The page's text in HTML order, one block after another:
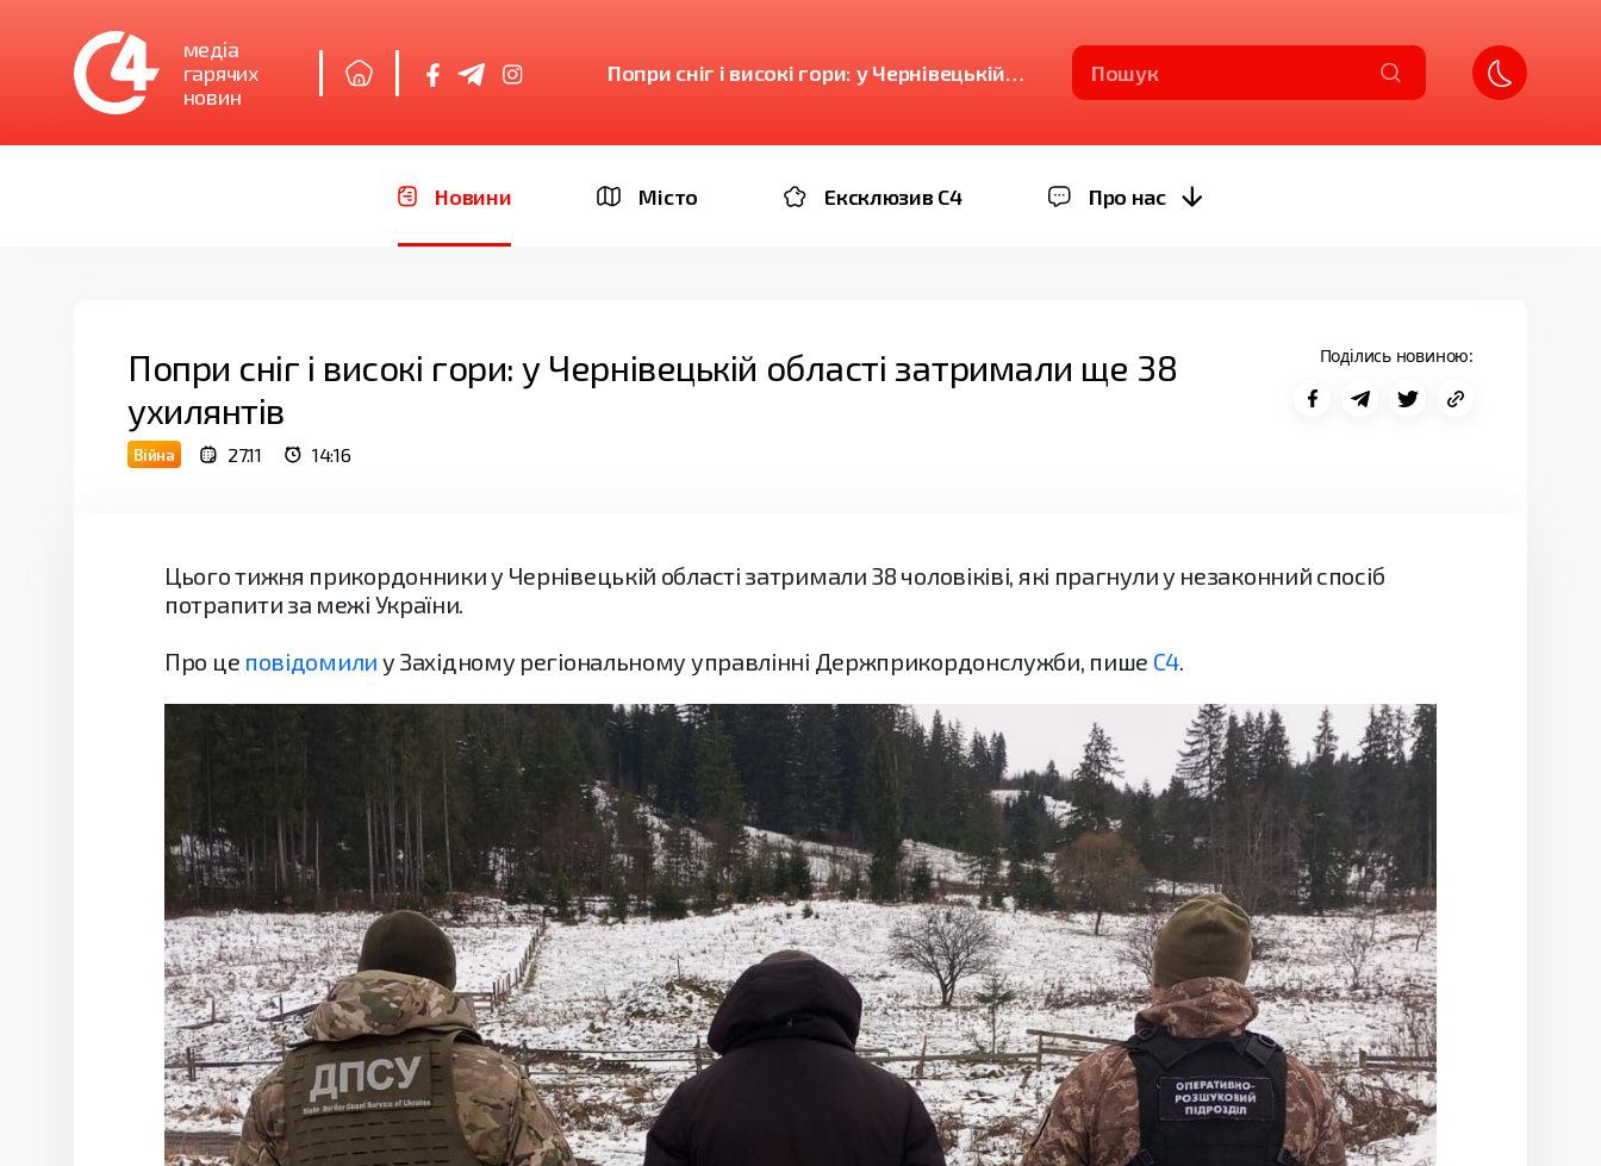
медіа
гарячих
новин
Попри сніг і високі гори: у Чернівецькій
Пошук
Новини Місто Ексклюзив C4 Про нас
Попри сніг і високі гори: у Чернівецькій області затримали ще 38
ухилянтів
Війна 27.11 14:16
Поділись новиною:
Цього тижня прикордонники у Чернівецькій області затримали 38 чоловіківі, які прагнули у незаконний спосіб
потрапити за межі України.
Про це повідомили у Західному регіональному управлінні Держприкордонслужби, пише С4.